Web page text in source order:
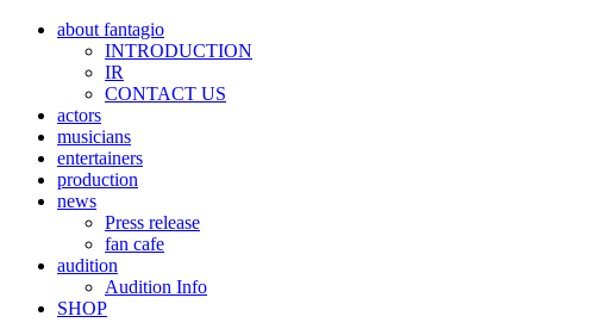
about fantagio
INTRODUCTION
IR
CONTACT US
actors
musicians
entertainers
production
news
Press release
fan cafe
audition
Audition Info
SHOP